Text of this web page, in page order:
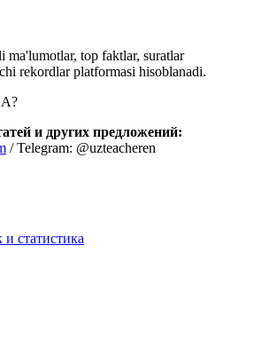
top faktlar, suratlar
rekordlar platformasi hisoblanadi.
и других предложений:
/ Telegram: @uzteacheren